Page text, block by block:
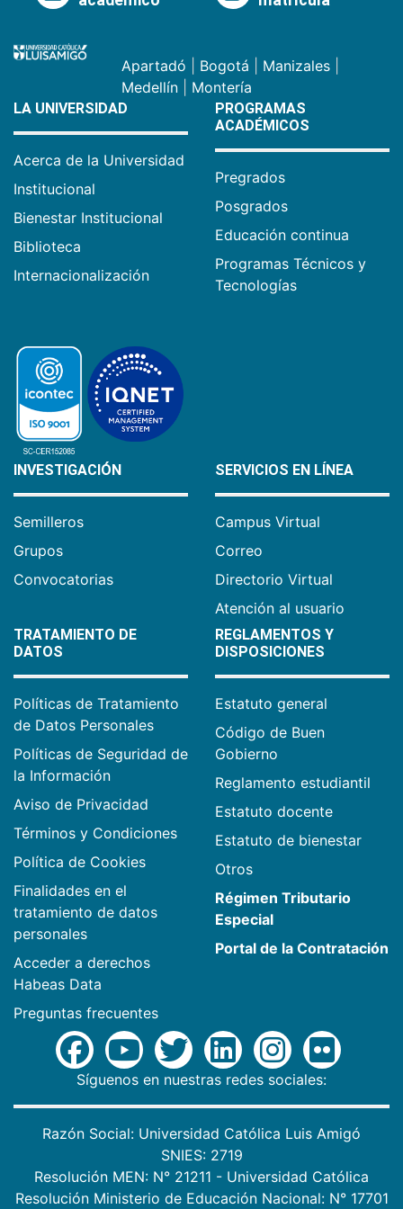
Apartadó Bogotá Manizales
Medellín
Montería
LA UNIVERSIDAD
Acerca de la Universidad
Institucional
Bienestar Institucional
Biblioteca
Internacionalización
PROGRAMAS
ACADÉMICOS
Pregrados
Posgrados
Educación continua
Programas Técnicos y
Tecnologías
INVESTIGACIÓN
Semilleros
Grupos
Convocatorias
SERVICIOS EN LÍNEA
Campus Virtual
Correo
Directorio Virtual
Atención al usuario
TRATAMIENTO DE
DATOS
Políticas de Tratamiento
de Datos Personales
Políticas de Seguridad de
la Información
Aviso de Privacidad
Términos y Condiciones
Política de Cookies
Finalidades en el
tratamiento de datos
personales
Acceder a derechos
Habeas Data
Preguntas frecuentes
REGLAMENTOS Y
DISPOSICIONES
Estatuto general
Código de Buen
Gobierno
Reglamento estudiantil
Estatuto docente
Estatuto de bienestar
Otros
Régimen Tributario
Especial
Portal de la Contratación
Síguenos en nuestras redes sociales:
Razón Social: Universidad Católica Luis Amigó
SNIES: 2719
Resolución MEN: N° 21211 - Universidad Católica
Resolución Ministerio de Educación Nacional: N° 17701